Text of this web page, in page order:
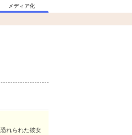
メディア化
れられた彼女